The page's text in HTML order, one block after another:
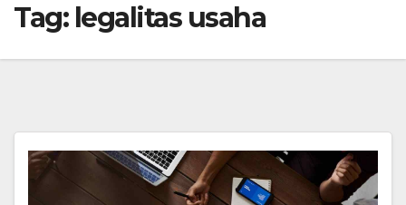
Tag: legalitas usaha